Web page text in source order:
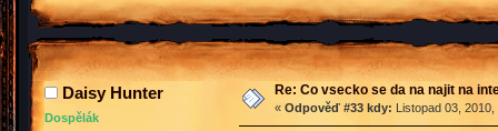
Daisy Hunter
Dospělák
Re: Co vsecko se da na najit na
« Odpověď #33 kdy: Listopad 03,